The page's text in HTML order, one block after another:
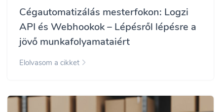
Cégautomatizálás mesterfokon: Logzi
API és Webhookok – Lépésről lépésre a
jövő munkafolyamataiért
Elolvasom a cikket